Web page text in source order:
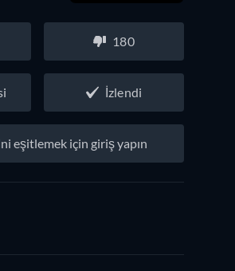
180
İzlendi
eşitlemek için giriş yapın